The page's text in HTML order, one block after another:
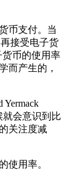
币支付。当
接受电子货
货币的使用率
而产生的，
会意识到比
关注度减
用率。